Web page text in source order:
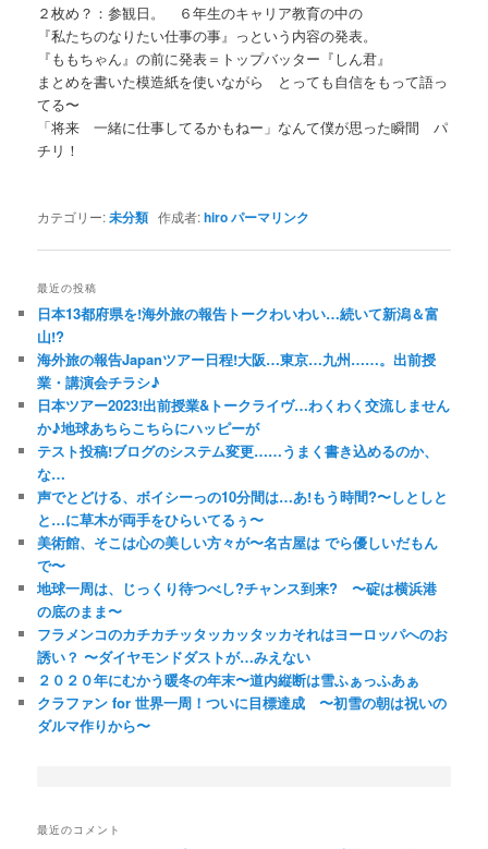
２枚め？：参観日。 ６年生のキャリア教育の中の
『私たちのなりたい仕事の事』っという内容の発表。
『ももちゃん』の前に発表＝トップバッター『しん君』
まとめを書いた模造紙を使いながら とっても自信をもって語っ
てる〜
「将来 一緒に仕事してるかもねー」なんて僕が思った瞬間 パ
チリ！
カテゴリー:未分類 作成者:hiroパーマリンク
最近の投稿
日本13都府県を!海外旅の報告トークわいわい…続いて新潟＆富
山!?
海外旅の報告Japanツアー日程!大阪…東京…九州……。出前授
業・講演会チラシ♪
日本ツアー2023!出前授業&トークライヴ…わくわく交流しません
か♪地球あちらこちらにハッピーが
テスト投稿!ブログのシステム変更……うまく書き込めるのか、
な…
声でとどける、ボイシーっの10分間は…あ!もう時間?〜しとしと
と…に草木が両手をひらいてるぅ〜
美術館、そこは心の美しい方々が〜名古屋は でら優しいだもん
で〜
地球一周は、じっくり待つべし?チャンス到来? 〜碇は横浜港
の底のまま〜
フラメンコのカチカチッタッカッタッカそれはヨーロッパへのお
誘い？ 〜ダイヤモンドダストが…みえない
２０２０年にむかう暖冬の年末〜道内縦断は雪ふぁっふあぁ
クラファン for 世界一周！ついに目標達成 〜初雪の朝は祝いの
ダルマ作りから〜
最近のコメント